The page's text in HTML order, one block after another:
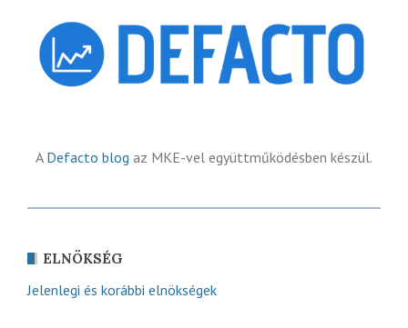
A Defacto blog az MKE-vel együttműködésben készül.
ELNÖKSÉG
Jelenlegi és korábbi elnökségek